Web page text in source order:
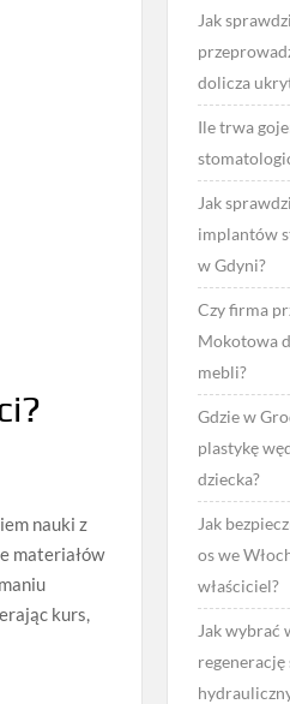
nauki z
materiałów
kurs,
Jak
dolicza
Ile trwa
Jak
implantów
w Gdyni?
Czy firma
Mokotowa
mebli?
Gdzie w
plastykę
dziecka?
Jak
os we
właściciel?
Jak wybrać